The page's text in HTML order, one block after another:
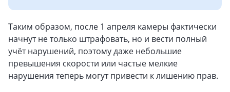
Таким образом, после 1 апреля камеры фактически
начнут не только штрафовать, но и вести полный
учёт нарушений, поэтому даже небольшие
превышения скорости или частые мелкие
нарушения теперь могут привести к лишению прав.